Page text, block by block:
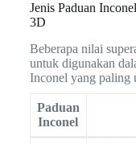
Jenis Paduan
3D
Beberapa nilai
untuk digunakan
Inconel yang paling
Paduan
Inconel